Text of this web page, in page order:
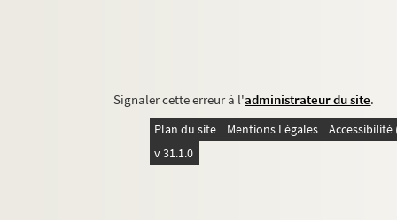
Signaler cette erreur à l'administrateur du site.
Plan du site Mentions Légales
v 31.1.0